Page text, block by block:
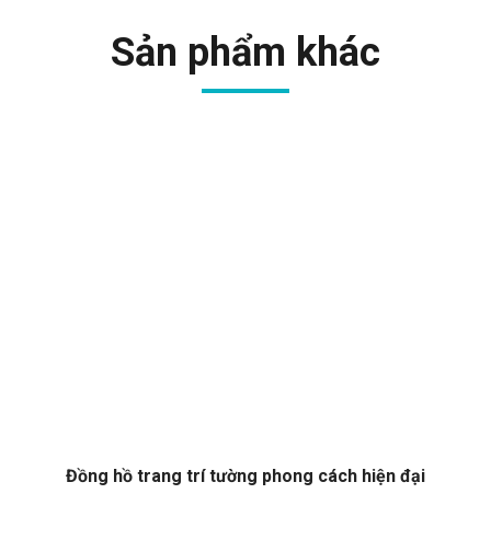
Sản phẩm khác
Đồng hồ trang trí tường phong cách hiện đại